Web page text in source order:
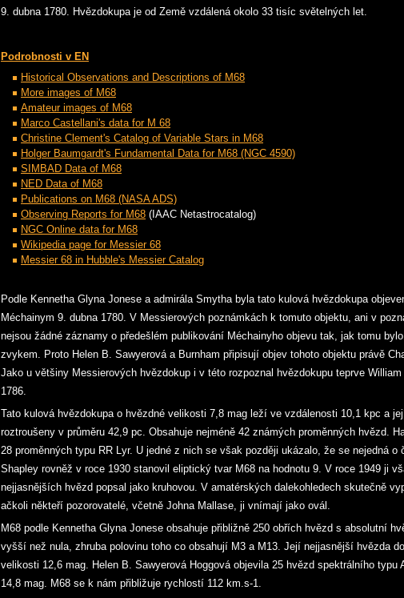
9. dubna 1780. Hvězdokupa je od Země vzdálená okolo 33 tisíc světelných let.
Podrobnosti v EN
Historical Observations and Descriptions of M68
More images of M68
Amateur images of M68
Marco Castellani's data for M 68
Christine Clement's Catalog of Variable Stars in M68
Holger Baumgardt's Fundamental Data for M68 (NGC 4590)
SIMBAD Data of M68
NED Data of M68
Publications on M68 (NASA ADS)
Observing Reports for M68 (IAAC Netastrocatalog)
NGC Online data for M68
Wikipedia page for Messier 68
Messier 68 in Hubble's Messier Catalog
Podle Kennetha Glyna Jonese a admirála Smytha byla tato kulová hvězdokupa
Méchainym 9. dubna 1780. V Messierových poznámkách k tomuto objektu, ani v
nejsou žádné záznamy o předešlém publikování Méchainyho objevu tak, jak tomu
zvykem. Proto Helen B. Sawyerová a Burnham připisují objev tohoto objektu právě
Jako u většiny Messierových hvězdokup i v této rozpoznal hvězdokupu teprve
1786.
Tato kulová hvězdokupa o hvězdné velikosti 7,8 mag leží ve vzdálenosti 10,1 kpc a
roztroušeny v průměru 42,9 pc. Obsahuje nejméně 42 známých proměnných hvězd.
28 proměnných typu RR Lyr. U jedné z nich se však později ukázalo, že se nejedná o
Shapley rovněž v roce 1930 stanovil eliptický tvar M68 na hodnotu 9. V roce 1949 ji
nejjasnějších hvězd popsal jako kruhovou. V amatérských dalekohledech skutečně
ačkoli někteří pozorovatelé, včetně Johna Mallase, ji vnímají jako ovál.
M68 podle Kennetha Glyna Jonese obsahuje přibližně 250 obřích hvězd s absolutní
vyšší než nula, zhruba polovinu toho co obsahují M3 a M13. Její nejjasnější hvězda
velikosti 12,6 mag. Helen B. Sawyerová Hoggová objevila 25 hvězd spektrálního typu
14,8 mag. M68 se k nám přibližuje rychlostí 112 km.s-1.